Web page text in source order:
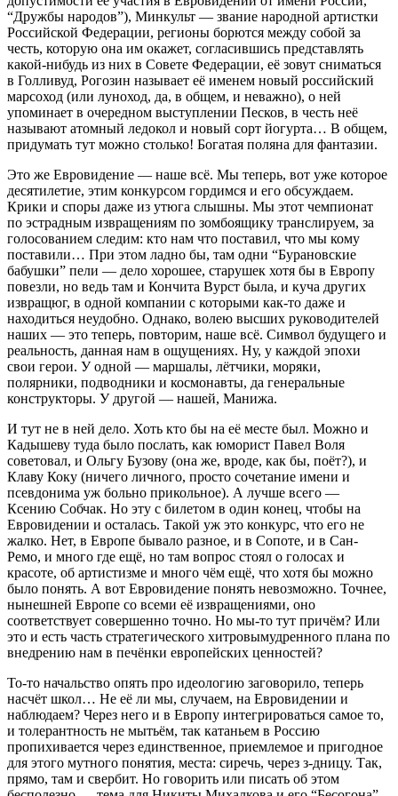
“Дружбы народов”), Минкульт — звание народной артистки
Российской Федерации, регионы борются между собой за
честь, которую она им окажет, согласившись представлять
какой-нибудь из них в Совете Федерации, её зовут сниматься
в Голливуд, Рогозин называет её именем новый российский
марсоход (или луноход, да, в общем, и неважно), о ней
упоминает в очередном выступлении Песков, в честь неё
называют атомный ледокол и новый сорт йогурта… В общем,
придумать тут можно столько! Богатая поляна для фантазии.
Это же Евровидение — наше всё. Мы теперь, вот уже которое
десятилетие, этим конкурсом гордимся и его обсуждаем.
Крики и споры даже из утюга слышны. Мы этот чемпионат
по эстрадным извращениям по зомбоящику транслируем, за
голосованием следим: кто нам что поставил, что мы кому
поставили… При этом ладно бы, там одни “Бурановские
бабушки” пели — дело хорошее, старушек хотя бы в Европу
повезли, но ведь там и Кончита Вурст была, и куча других
извращюг, в одной компании с которыми как-то даже и
находиться неудобно. Однако, волею высших руководителей
наших — это теперь, повторим, наше всё. Символ будущего и
реальность, данная нам в ощущениях. Ну, у каждой эпохи
свои герои. У одной — маршалы, лётчики, моряки,
полярники, подводники и космонавты, да генеральные
конструкторы. У другой — нашей, Манижа.
И тут не в ней дело. Хоть кто бы на её месте был. Можно и
Кадышеву туда было послать, как юморист Павел Воля
советовал, и Ольгу Бузову (она же, вроде, как бы, поёт?), и
Клаву Коку (ничего личного, просто сочетание имени и
псевдонима уж больно прикольное). А лучше всего —
Ксению Собчак. Но эту с билетом в один конец, чтобы на
Евровидении и осталась. Такой уж это конкурс, что его не
жалко. Нет, в Европе бывало разное, и в Сопоте, и в Сан-
Ремо, и много где ещё, но там вопрос стоял о голосах и
красоте, об артистизме и много чём ещё, что хотя бы можно
было понять. А вот Евровидение понять невозможно. Точнее,
нынешней Европе со всеми её извращениями, оно
соответствует совершенно точно. Но мы-то тут причём? Или
это и есть часть стратегического хитровымудренного плана по
внедрению нам в печёнки европейских ценностей?
То-то начальство опять про идеологию заговорило, теперь
насчёт школ… Не её ли мы, случаем, на Евровидении и
наблюдаем? Через него и в Европу интегрироваться самое то,
и толерантность не мытьём, так катаньем в Россию
пропихивается через единственное, приемлемое и пригодное
для этого мутного понятия, места: сиречь, через з-дницу. Так,
прямо, там и свербит. Но говорить или писать об этом